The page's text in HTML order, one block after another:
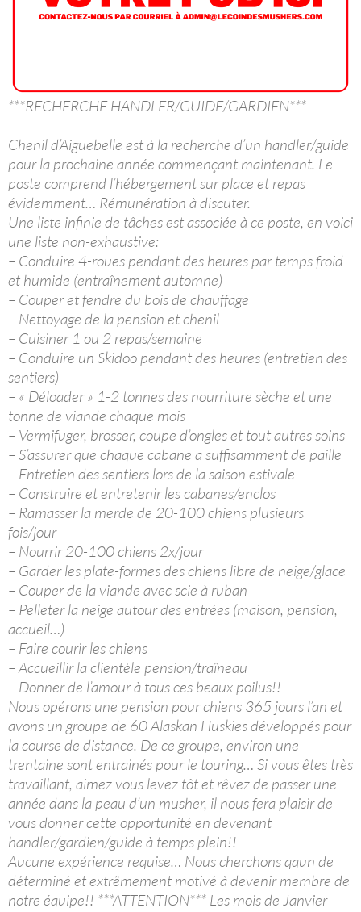
***RECHERCHE HANDLER/GUIDE/GARDIEN***
Chenil d’Aiguebelle est à la recherche d’un handler/guide
pour la prochaine année commençant maintenant. Le
poste comprend l’hébergement sur place et repas
évidemment… Rémunération à discuter.
Une liste infinie de tâches est associée à ce poste, en voici
une liste non-exhaustive:
– Conduire 4-roues pendant des heures par temps froid
et humide (entraînement automne)
– Couper et fendre du bois de chauffage
– Nettoyage de la pension et chenil
– Cuisiner 1 ou 2 repas/semaine
– Conduire un Skidoo pendant des heures (entretien des
sentiers)
– « Déloader » 1-2 tonnes des nourriture sèche et une
tonne de viande chaque mois
– Vermifuger, brosser, coupe d’ongles et tout autres soins
– S’assurer que chaque cabane a suffisamment de paille
– Entretien des sentiers lors de la saison estivale
– Construire et entretenir les cabanes/enclos
– Ramasser la merde de 20-100 chiens plusieurs
fois/jour
– Nourrir 20-100 chiens 2x/jour
– Garder les plate-formes des chiens libre de neige/glace
– Couper de la viande avec scie à ruban
– Pelleter la neige autour des entrées (maison, pension,
accueil…)
– Faire courir les chiens
– Accueillir la clientèle pension/traîneau
– Donner de l’amour à tous ces beaux poilus!!
Nous opérons une pension pour chiens 365 jours l’an et
avons un groupe de 60 Alaskan Huskies développés pour
la course de distance. De ce groupe, environ une
trentaine sont entrainés pour le touring… Si vous êtes très
travaillant, aimez vous levez tôt et rêvez de passer une
année dans la peau d’un musher, il nous fera plaisir de
vous donner cette opportunité en devenant
handler/gardien/guide à temps plein!!
Aucune expérience requise… Nous cherchons qqun de
déterminé et extrêmement motivé à devenir membre de
notre équipe!! ***ATTENTION*** Les mois de Janvier